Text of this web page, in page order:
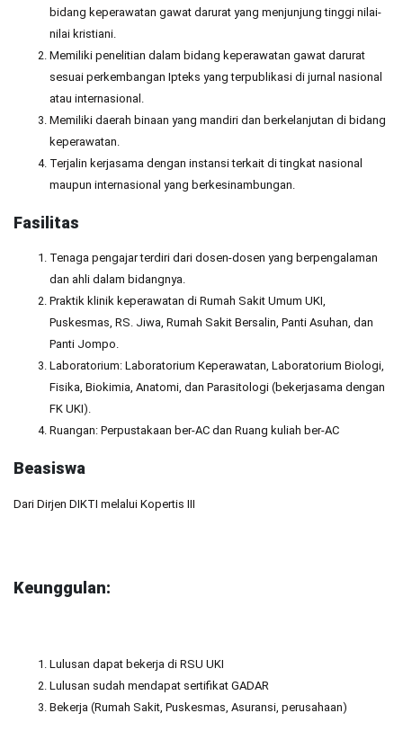
bidang keperawatan gawat darurat yang menjunjung tinggi nilai-
nilai kristiani.
Memiliki penelitian dalam bidang keperawatan gawat darurat
sesuai perkembangan Ipteks yang terpublikasi di jurnal nasional
atau internasional.
Memiliki daerah binaan yang mandiri dan berkelanjutan di bidang
keperawatan.
Terjalin kerjasama dengan instansi terkait di tingkat nasional
maupun internasional yang berkesinambungan.
Fasilitas
Tenaga pengajar terdiri dari dosen-dosen yang berpengalaman
dan ahli dalam bidangnya.
Praktik klinik keperawatan di Rumah Sakit Umum UKI,
Puskesmas, RS. Jiwa, Rumah Sakit Bersalin, Panti Asuhan, dan
Panti Jompo.
Laboratorium: Laboratorium Keperawatan, Laboratorium Biologi,
Fisika, Biokimia, Anatomi, dan Parasitologi (bekerjasama dengan
FK UKI).
Ruangan: Perpustakaan ber-AC dan Ruang kuliah ber-AC
Beasiswa
Dari Dirjen DIKTI melalui Kopertis III
Keunggulan:
Lulusan dapat bekerja di RSU UKI
Lulusan sudah mendapat sertifikat GADAR
Bekerja (Rumah Sakit, Puskesmas, Asuransi, perusahaan)